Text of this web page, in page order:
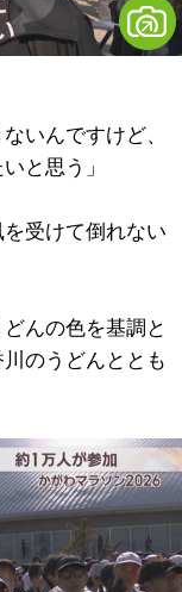
いんですけど、
と思う」
を受けて倒れない
んの色を基調と
のうどんととも